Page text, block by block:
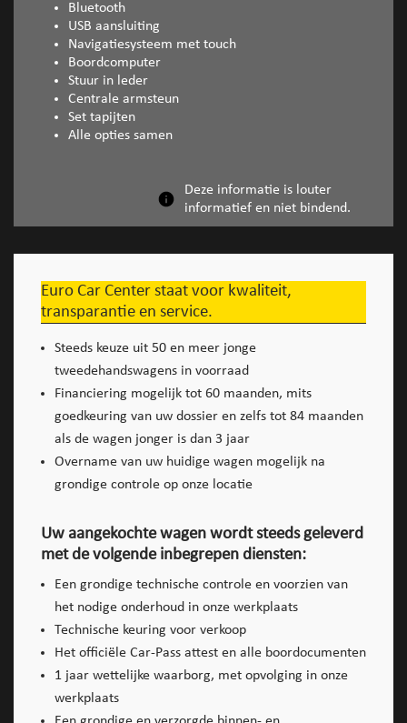
Bluetooth
USB aansluiting
Navigatiesysteem met touch
Boordcomputer
Stuur in leder
Centrale armsteun
Set tapijten
Alle opties samen
Deze informatie is louter
informatief en niet bindend.
Euro Car Center staat voor kwaliteit,
transparantie en service.
Steeds keuze uit 50 en meer jonge
tweedehandswagens in voorraad
Financiering mogelijk tot 60 maanden, mits
goedkeuring van uw dossier en zelfs tot 84 maanden
als de wagen jonger is dan 3 jaar
Overname van uw huidige wagen mogelijk na
grondige controle op onze locatie
Uw aangekochte wagen wordt steeds geleverd
met de volgende inbegrepen diensten:
Een grondige technische controle en voorzien van
het nodige onderhoud in onze werkplaats
Technische keuring voor verkoop
Het officiële Car-Pass attest en alle boordocumenten
1 jaar wettelijke waarborg, met opvolging in onze
werkplaats